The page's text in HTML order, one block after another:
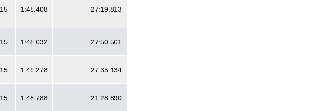
15 1:48.408 27:19.813
15 1:48.632 27:50.561
15 1:49.278 27:35.134
15 1:48.788 21:28.890